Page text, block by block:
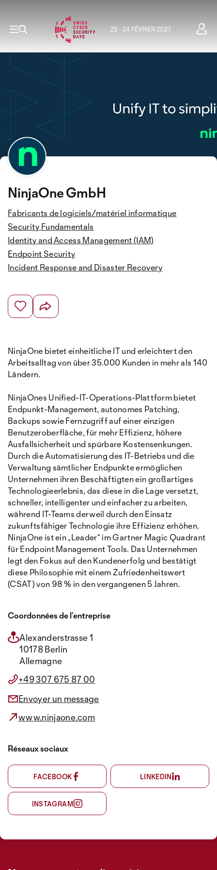
23 - 24 FÉVRIER 2027
NinjaOne GmbH
Fabricants de logiciels/matériel informatique
Security Fundamentals
Identity and Access Management (IAM)
Endpoint Security
Incident Response and Disaster Recovery
NinjaOne bietet einheitliche IT und erleichtert den
Arbeitsalltag von über 35.000 Kunden in mehr als 140
Ländern.
NinjaOnes Unified-IT-Operations-Plattform bietet
Endpunkt-Management, autonomes Patching,
Backups sowie Fernzugriff auf einer einzigen
Benutzeroberfläche, für mehr Effizienz, höhere
Ausfallsicherheit und spürbare Kostensenkungen.
Durch die Automatisierung des IT-Betriebs und die
Verwaltung sämtlicher Endpunkte ermöglichen
Unternehmen ihren Beschäftigten ein großartiges
Technologieerlebnis, das diese in die Lage versetzt,
schneller, intelligenter und einfacher zu arbeiten,
während IT-Teams derweil durch den Einsatz
zukunftsfähiger Technologie ihre Effizienz erhöhen.
NinjaOne ist ein „Leader“ im Gartner Magic Quadrant
für Endpoint Management Tools. Das Unternehmen
legt den Fokus auf den Kundenerfolg und bestätigt
diese Philosophie mit einem Zufriedenheitswert
(CSAT) von 98 % in den vergangenen 5 Jahren.
Coordonnées de l’entreprise
Alexanderstrasse 1
10178 Berlin
Allemagne
+49 307 675 87 00
Envoyer un message
www.ninjaone.com
Réseaux sociaux
FACEBOOK LINKEDIN
INSTAGRAM